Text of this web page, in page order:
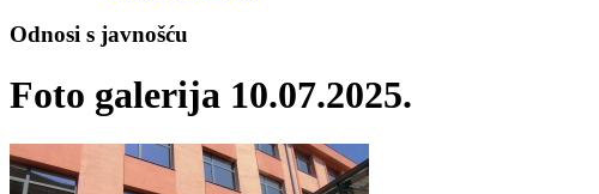
Odnosi s javnošću
Foto galerija 10.07.2025.